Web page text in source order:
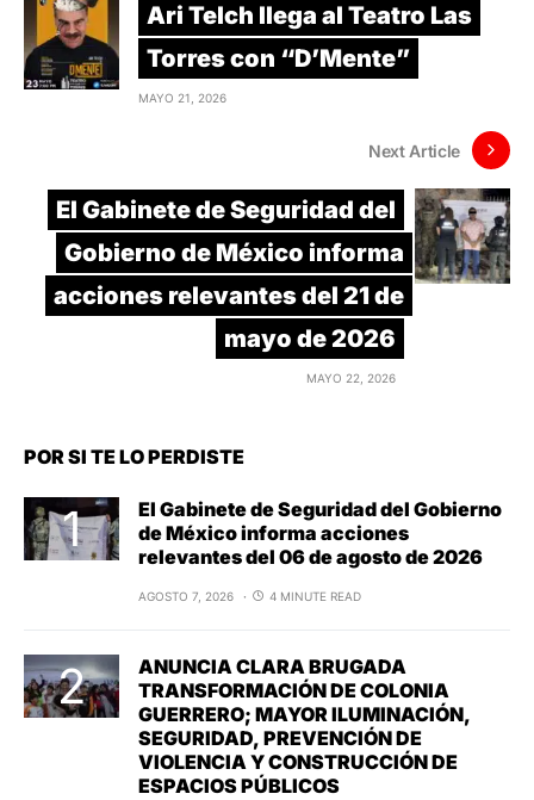
Ari Telch llega al Teatro Las
Torres con “D’Mente”
MAYO 21, 2026
Next Article
El Gabinete de Seguridad del
Gobierno de México informa
acciones relevantes del 21 de
mayo de 2026
MAYO 22, 2026
POR SI TE LO PERDISTE
El Gabinete de Seguridad del Gobierno
de México informa acciones
relevantes del 06 de agosto de 2026
AGOSTO 7, 2026 4 MINUTE READ
ANUNCIA CLARA BRUGADA
TRANSFORMACIÓN DE COLONIA
GUERRERO; MAYOR ILUMINACIÓN,
SEGURIDAD, PREVENCIÓN DE
VIOLENCIA Y CONSTRUCCIÓN DE
ESPACIOS PÚBLICOS